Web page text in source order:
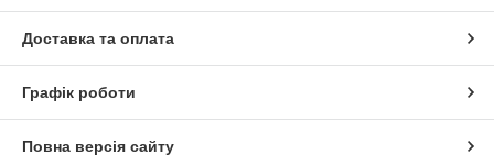
Доставка та оплата
Графік роботи
Повна версія сайту